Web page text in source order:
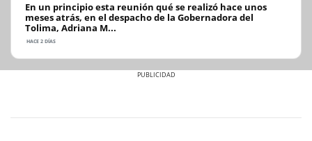
En un principio esta reunión qué se realizó hace unos
meses atrás, en el despacho de la Gobernadora del
Tolima, Adriana M...
HACE 2 DÍAS